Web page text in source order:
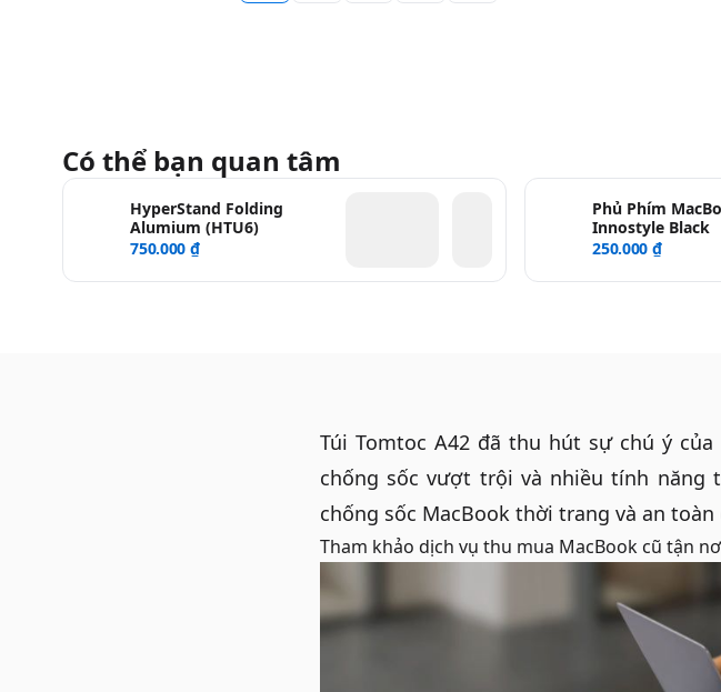
Có thể bạn quan tâm
HyperStand Folding
Alumium (HTU6)
750.000 ₫
Phủ Phím
Innostyle Black
250.000 ₫
Túi Tomtoc A42 đã thu hút sự chú ý
chống sốc vượt trội và nhiều tính năng
chống sốc MacBook thời trang và an toàn
Tham khảo dịch vụ thu mua MacBook cũ tận